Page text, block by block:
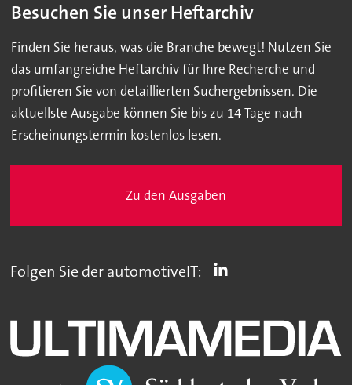
Besuchen Sie unser Heftarchiv
Finden Sie heraus, was die Branche bewegt! Nutzen Sie
das umfangreiche Heftarchiv für Ihre Recherche und
profitieren Sie von detaillierten Suchergebnissen. Die
aktuellste Ausgabe können Sie bis zu 14 Tage nach
Erscheinungstermin kostenlos lesen.
Zu den Ausgaben
Folgen Sie der automotiveIT: